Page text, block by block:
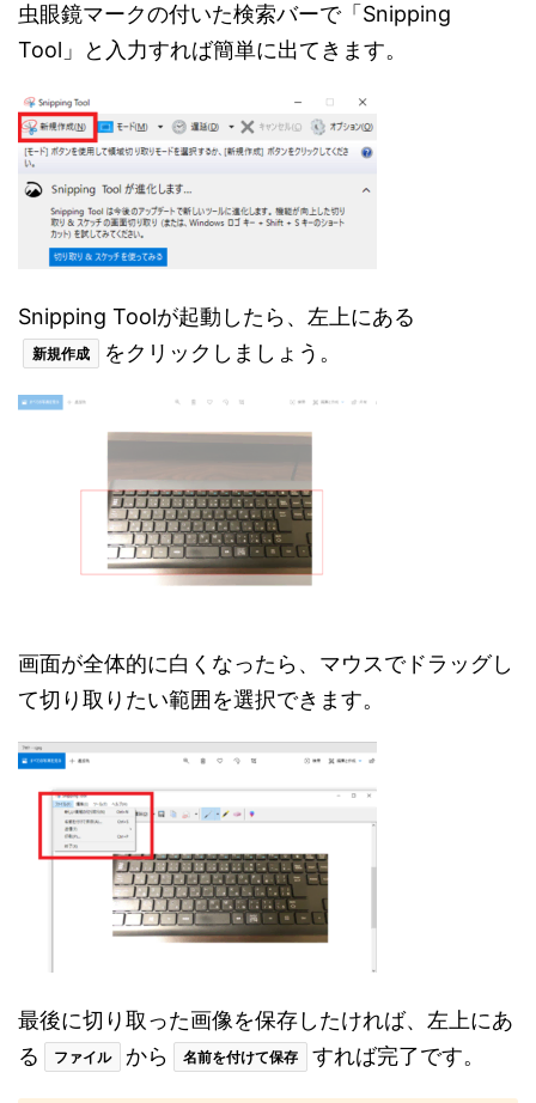
虫眼鏡マークの付いた検索バーで「Snipping
Tool」と入力すれば簡単に出てきます。
Snipping Toolが起動したら、左上にある
新規作成 をクリックしましょう。
画面が全体的に白くなったら、マウスでドラッグし
て切り取りたい範囲を選択できます。
最後に切り取った画像を保存したければ、左上にあ
る
ファイル から 名前を付けて保存 すれば完了です。